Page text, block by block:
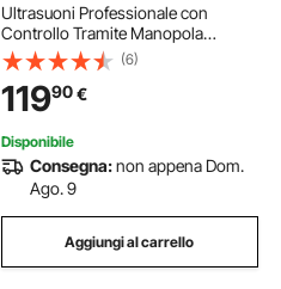
Ultrasuoni Professionale con
Controllo Tramite Manopola
Rotante, Capacita di 6 L con
Cestello e Sfera di Pulizia, Pulitore a
Ultrasuoni per Orologi, Rasoi,
Gioielli
(6)
11990€
Disponibile
Consegna:non appena Dom.
Ago. 9
Aggiungi al carrello